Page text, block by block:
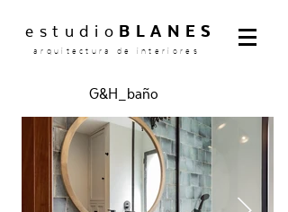
estudio BLANES
arquitectura de interiores
G&H_baño